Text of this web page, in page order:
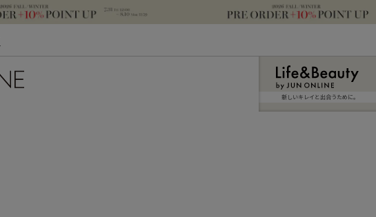
新しいキレイと出合うために。